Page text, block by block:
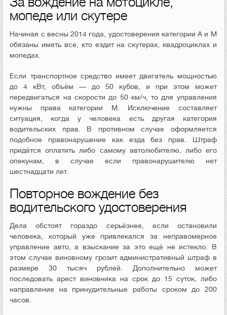
мопеде или скутере
Начиная с весны 2014 года, удостоверения категории А и М
обязаны иметь все, кто ездит на скутерах, квадроциклах и
мопедах.
Если транспортное средство имеет двигатель мощностью
до 4 кВт, объём — до 50 кубов, и при этом может
передвигаться на скорости до 50 км/ч, то для управления
нужны права категории М. Исключение составляет
ситуация, когда у человека есть другая категория
водительских прав. В противном случае оформляется
подобное правонарушение как езда без прав. Штраф
придётся оплатить либо самому автолюбителю, либо его
опекунам, в случае если правонарушителю нет
шестнадцати лет.
Повторное вождение без
водительского удостоверения
Дела обстоят гораздо серьёзнее, если остановили
человека, который уже привлекался за неправомерное
управление авто, а взыскание за это ещё не истекло. В
этом случае виновному грозит административный штраф в
размере 30 тысяч рублей. Дополнительно может
последовать арест виновника на срок до 15 суток, либо
направление на принудительные работы сроком до 200
часов.